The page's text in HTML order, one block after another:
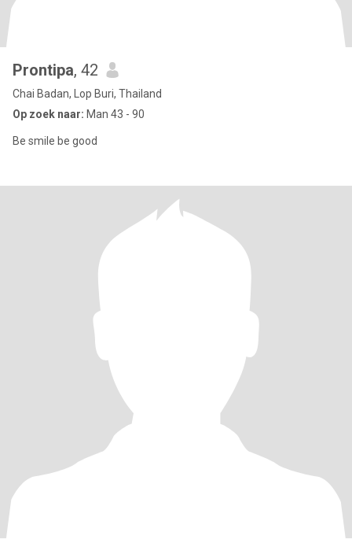
Prontipa, 42
Chai Badan, Lop Buri, Thailand
Op zoek naar: Man 43 - 90
Be smile be good